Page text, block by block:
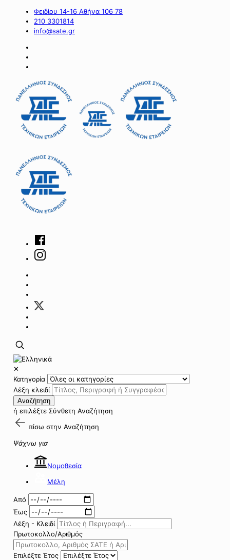
Φειδίου 14-16 Αθήνα 106 78
210 3301814
info@sate.gr
✕
Κατηγορία
Λέξη κλειδί
Αναζήτηση
ή επιλέξτε Σύνθετη Αναζήτηση
πίσω στην Αναζήτηση
Ψάχνω για
Νομοθεσία
Μέλη
Από
Έως
Λέξη - Κλειδί
Πρωτοκολλο/Αριθμός
Επιλέξτε Έτος